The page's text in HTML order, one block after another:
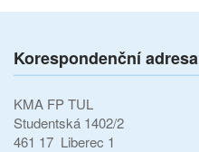
Korespondenční adresa
KMA FP TUL
Studentská 1402/2
461 17 Liberec 1